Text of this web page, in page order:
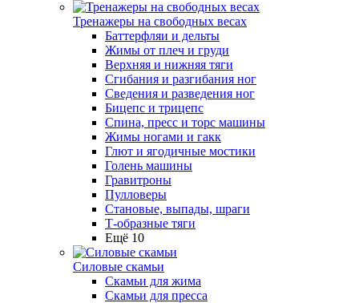
Тренажеры на свободных весах
Баттерфляи и дельты
Жимы от плеч и груди
Верхняя и нижняя тяги
Сгибания и разгибания ног
Сведения и разведения ног
Бицепс и трицепс
Спина, пресс и торс машины
Жимы ногами и гакк
Глют и ягодичные мостики
Голень машины
Гравитроны
Пулловеры
Становые, выпады, шраги
Т-образные тяги
Ещё 10
Силовые скамьи
Скамьи для жима
Скамьи для пресса